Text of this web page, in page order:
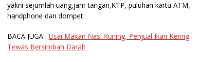
yakni sejumlah uang,jam tangan,KTP, puluhan kartu ATM,
handphone dan dompet.
BACA JUGA : Usai Makan Nasi Kuning, Penjual Ikan Kering
Tewas Bersimbah Darah